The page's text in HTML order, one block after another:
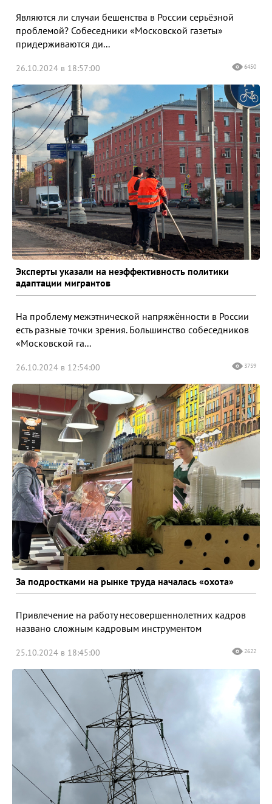
Являются ли случаи бешенства в России серьёзной
проблемой? Собеседники «Московской газеты»
придерживаются ди...
26.10.2024 в 18:57:00 6450
Эксперты указали на неэффективность политики
адаптации мигрантов
На проблему межэтнической напряжённости в России
есть разные точки зрения. Большинство собеседников
«Московской га...
26.10.2024 в 12:54:00 3759
За подростками на рынке труда началась «охота»
Привлечение на работу несовершеннолетних кадров
названо сложным кадровым инструментом
25.10.2024 в 18:45:00 2622